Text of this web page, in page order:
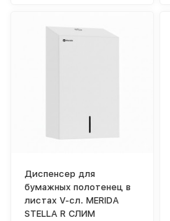
Диспенсер для
бумажных полотенец в
листах V-сл. MERIDA
STELLA R СЛИМ